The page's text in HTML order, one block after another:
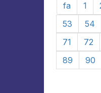
fa 1
53
54
71
72
89
90